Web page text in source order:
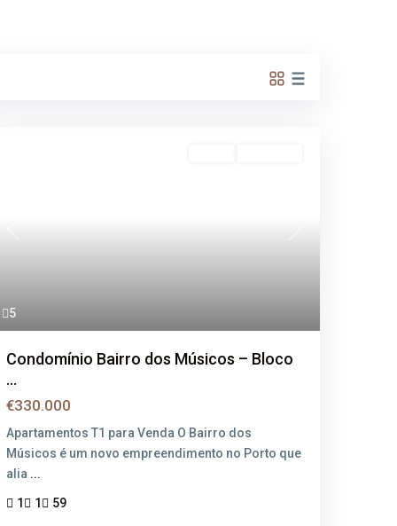
5
Condomínio Bairro dos Músicos – Bloco
...
€330.000
Apartamentos T1 para Venda O Bairro dos
Músicos é um novo empreendimento no Porto que
alia ...
1 1 59